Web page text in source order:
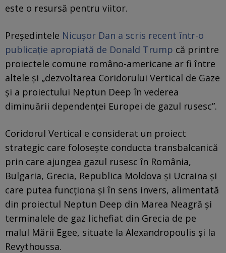
este o resursă pentru viitor.
Președintele Nicușor Dan a scris recent într-o
publicație apropiată de Donald Trump că printre
proiectele comune româno-americane ar fi între
altele și „dezvoltarea Coridorului Vertical de Gaze
și a proiectului Neptun Deep în vederea
diminuării dependenței Europei de gazul rusesc”.
Coridorul Vertical e considerat un proiect
strategic care folosește conducta transbalcanică
prin care ajungea gazul rusesc în România,
Bulgaria, Grecia, Republica Moldova și Ucraina și
care putea funcționa și în sens invers, alimentată
din proiectul Neptun Deep din Marea Neagră și
terminalele de gaz lichefiat din Grecia de pe
malul Mării Egee, situate la Alexandropoulis și la
Revythoussa.